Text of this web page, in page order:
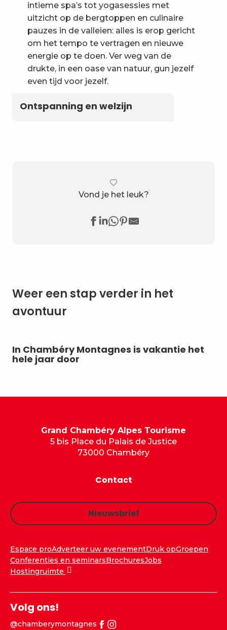
intieme spa’s tot yogasessies met
uitzicht op de bergtoppen en culinaire
pauzes in de valleien: alles is erop gericht
om het tempo te vertragen en nieuwe
energie op te doen. Ver weg van de
drukte, in een oase van natuur, gun jezelf
even tijd voor jezelf.
Ontspanning en welzijn
Vond je het leuk?
Weer een stap verder in het
avontuur
In Chambéry Montagnes is vakantie het
hele jaar door
Grand Chambéry Alpes Tourisme
5 bis Place du Palais de Justice
73000 Chambéry
Contact
Nieuwsbrief
Espace proAdverteer uw evenementDruk opGroepen
Conferenties en seminarsBrochuresJobs
Hostingruimte
Volg ons!
@chamberymontagnes